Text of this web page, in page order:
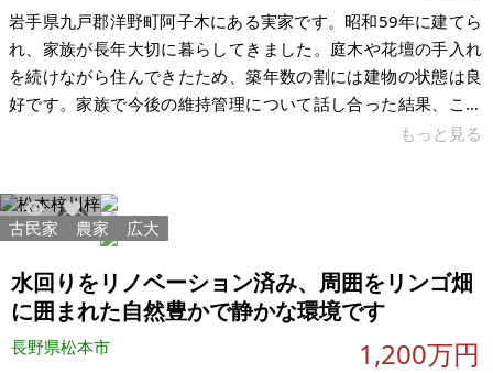
岩手県九戸郡洋野町阿子木にある実家です。昭和59年に建てら
れ、家族が長年大切に暮らしてきました。庭木や花壇の手入れ
を続けながら住んできたため、築年数の割には建物の状態は良
好です。家族で今後の維持管理について話し合った結果、この
家を空き家のままにするのではなく、次の方に大切に使ってい
く、これからも大切に住み継いでいただける方とのご縁を希望
しています。売却時期については柔軟にご相談可能です。建物
や土地の現況をご確認いただいたうえで、お互いに納得できる
条件でお譲りできればと考えています。
もっと見る
4281 60
古民家 農家 広大
水回りをリノベーション済み、周囲をリンゴ畑
に囲まれた自然豊かで静かな環境です
長野県松本市 1,200万円